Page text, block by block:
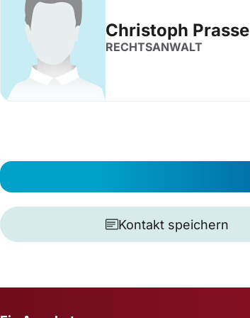
Christoph Prasse
RECHTSANWALT
Kontakt speichern